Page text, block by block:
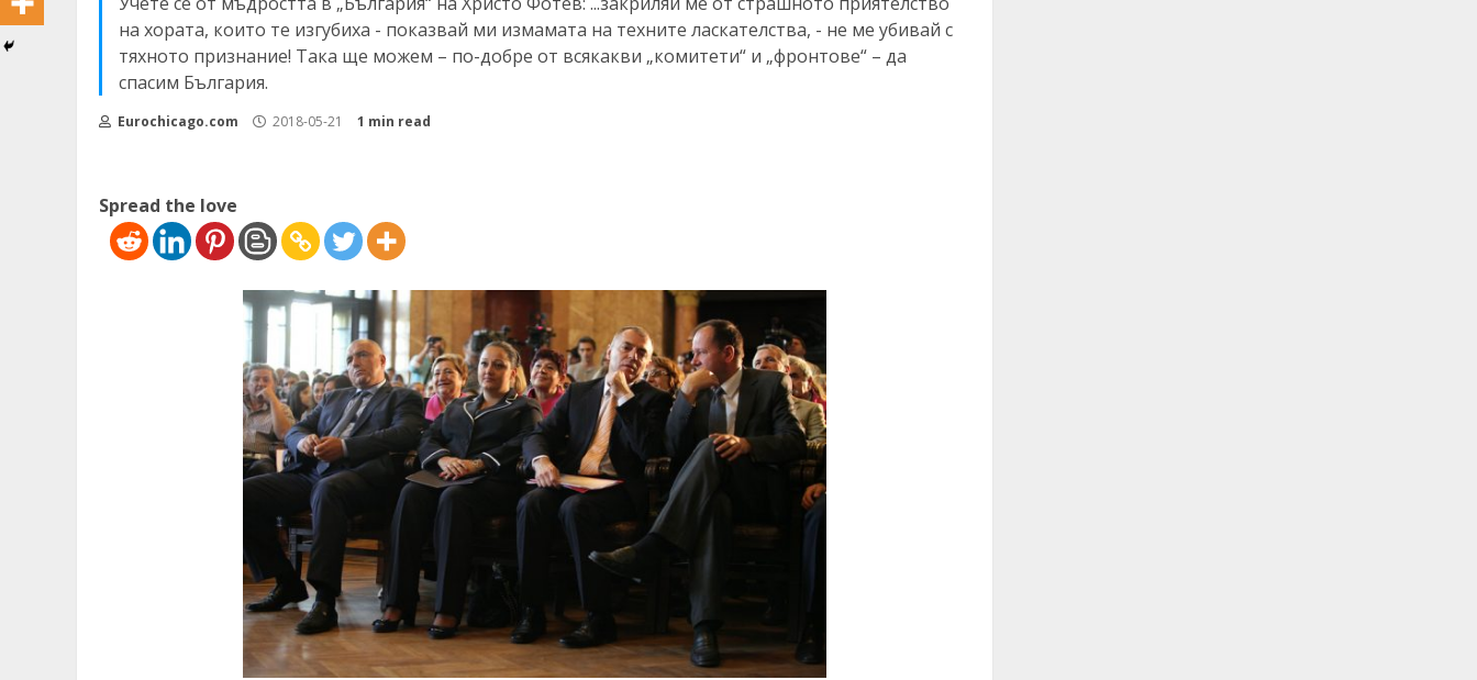
на хората, които те изгубиха - показвай ми измамата на техните ласкателства, - не ме убивай с
тяхното признание! Така ще можем – по-добре от всякакви „комитети“ и „фронтове“ – да
спасим България.
Eurochicago.com 2018-05-21 1 min read
Spread the love